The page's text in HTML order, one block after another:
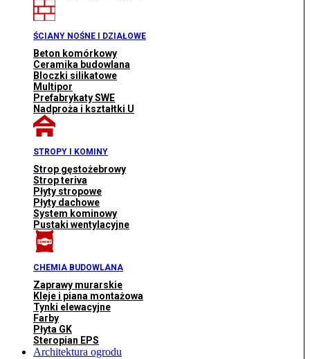
ŚCIANY NOŚNE I DZIAŁOWE
Beton komórkowy
Ceramika budowlana
Bloczki silikatowe
Multipor
Prefabrykaty SWE
Nadproża i kształtki U
STROPY I KOMINY
Strop gęstożebrowy
Strop teriva
Płyty stropowe
Płyty dachowe
System kominowy
Pustaki wentylacyjne
CHEMIA BUDOWLANA
Zaprawy murarskie
Kleje i piana montażowa
Tynki elewacyjne
Farby
Płyta GK
Steropian EPS
Architektura ogrodu